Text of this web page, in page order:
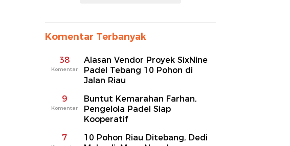
Komentar Terbanyak
38
Komentar
Alasan Vendor Proyek SixNine
Padel Tebang 10 Pohon di
Jalan Riau
9
Komentar
Buntut Kemarahan Farhan,
Pengelola Padel Siap
Kooperatif
7
10 Pohon Riau Ditebang, Dedi